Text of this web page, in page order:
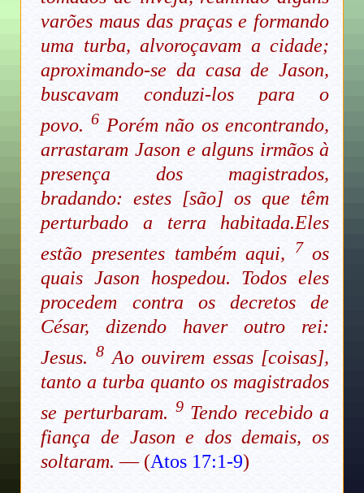
varões maus das praças e formando
uma turba, alvoroçavam a cidade;
aproximando-se da casa de Jason,
buscavam conduzi-los para o
povo. 6 Porém não os encontrando,
arrastaram Jason e alguns irmãos à
presença dos magistrados,
bradando: estes [são] os que têm
perturbado a terra habitada.Eles
estão presentes também aqui,
7 os
quais Jason hospedou. Todos eles
procedem contra os decretos de
César, dizendo haver outro rei:
Jesus. 8 Ao ouvirem essas [coisas],
tanto a turba quanto os magistrados
se perturbaram. 9Tendo recebido a
fiança de Jason e dos demais, os
soltaram.— (Atos 17:1-9)